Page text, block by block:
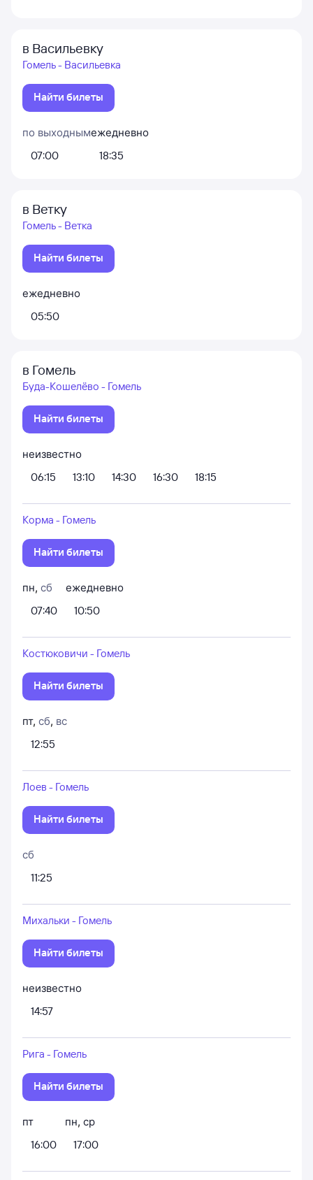
в Васильевку
Гомель - Васильевка
Найти билеты
по выходным
07:00
ежедневно
18:35
в Ветку
Гомель - Ветка
Найти билеты
ежедневно
05:50
в Гомель
Буда-Кошелёво - Гомель
Найти билеты
неизвестно
06:15
13:10 14:30 16:30 18:15
Корма - Гомель
Найти билеты
пн, сб
07:40
ежедневно
10:50
Костюковичи - Гомель
Найти билеты
пт, сб, вс
12:55
Лоев - Гомель
Найти билеты
сб
11:25
Михальки - Гомель
Найти билеты
неизвестно
14:57
Рига - Гомель
Найти билеты
пт
16:00
пн, ср
17:00